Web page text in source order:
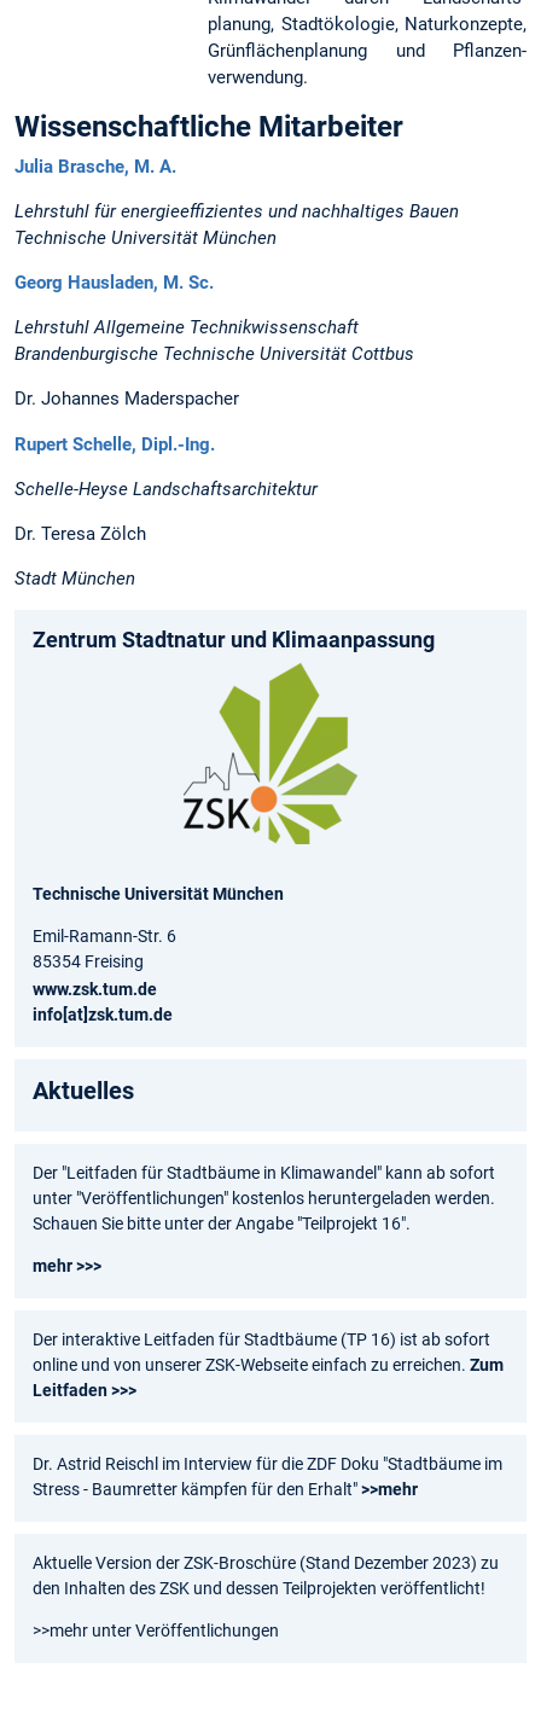
planung, Stadt­ökologie, Natur­konzepte,
Grün­flächen­planung und Pflanzen­
verwendung.
Wissenschaftliche Mitarbeiter
Julia Brasche, M. A.
Lehrstuhl für energieeffizientes und nachhaltiges Bauen
Technische Universität München
Georg Hausladen, M. Sc.
Lehrstuhl Allgemeine Technikwissenschaft
Brandenburgische Technische Universität Cottbus
Dr. Johannes Maderspacher
Rupert Schelle, Dipl.-Ing.
Schelle-Heyse Landschaftsarchitektur
Dr. Teresa Zölch
Stadt München
Zentrum Stadtnatur und Klimaanpassung
Technische Universität München
Emil-Ramann-Str. 6
85354 Freising
www.zsk.tum.de
info[at]zsk.tum.de
Aktuelles
Der "Leitfaden für Stadtbäume in Klimawandel" kann ab sofort
unter "Veröffentlichungen" kostenlos heruntergeladen werden.
Schauen Sie bitte unter der Angabe "Teilprojekt 16".
mehr >>>
Der interaktive Leitfaden für Stadtbäume (TP 16) ist ab sofort
online und von unserer ZSK-Webseite einfach zu erreichen. Zum
Leitfaden >>>
Dr. Astrid Reischl im Interview für die ZDF Doku "Stadtbäume im
Stress - Baumretter kämpfen für den Erhalt">>mehr
Aktuelle Version der ZSK-Broschüre (Stand Dezember 2023) zu
den Inhalten des ZSK und dessen Teilprojekten veröffentlicht!
>>mehr unter Veröffentlichungen